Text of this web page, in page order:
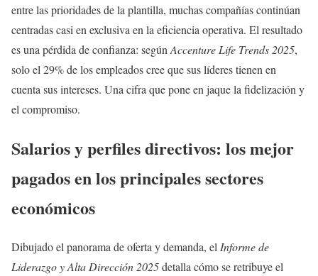
entre las prioridades de la plantilla, muchas compañías continúan
centradas casi en exclusiva en la eficiencia operativa. El resultado
es una pérdida de confianza: según Accenture Life Trends 2025,
solo el 29% de los empleados cree que sus líderes tienen en
cuenta sus intereses. Una cifra que pone en jaque la fidelización y
el compromiso.
Salarios y perfiles directivos: los mejor
pagados en los principales sectores
económicos
Dibujado el panorama de oferta y demanda, el Informe de
Liderazgo y Alta Dirección 2025detalla cómo se retribuye el